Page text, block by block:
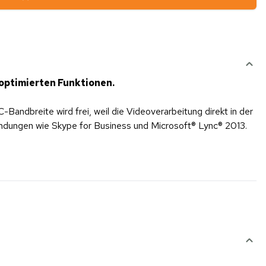
Funktionen.
wird frei, weil die Videoverarbeitung direkt in der
wie Skype for Business und Microsoft® Lync® 2013.